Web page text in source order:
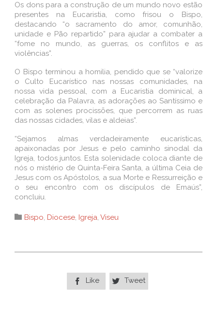
Os dons para a construção de um mundo novo estão
presentes na Eucaristia, como frisou o Bispo,
destacando “o sacramento do amor, comunhão,
unidade e Pão repartido” para ajudar a combater a
“fome no mundo, as guerras, os conflitos e as
violências”.
O Bispo terminou a homilia, pendido que se “valorize
o Culto Eucarístico nas nossas comunidades, na
nossa vida pessoal, com a Eucaristia dominical, a
celebração da Palavra, as adorações ao Santíssimo e
com as solenes procissões, que percorrem as ruas
das nossas cidades, vilas e aldeias”.
“Sejamos almas verdadeiramente eucarísticas,
apaixonadas por Jesus e pelo caminho sinodal da
Igreja, todos juntos. Esta solenidade coloca diante de
nós o mistério de Quinta-Feira Santa, a última Ceia de
Jesus com os Apóstolos, a sua Morte e Ressurreição e
o seu encontro com os discípulos de Emaús”,
concluiu.
 Category
Bispo, Diocese, Igreja, Viseu
 Like  Tweet